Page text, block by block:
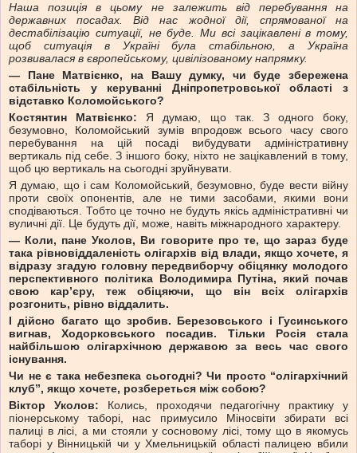
Наша позиція в цьому не залежить від перебування на
державних посадах. Від нас жодної дії, спрямованої на
дестабілізацію ситуації, не буде. Ми всі зацікавлені в тому,
щоб ситуація в Україні була стабільною, а Україна
розвивалася в європейському, цивілізованому напрямку.
— Пане Матвієнко, на Вашу думку, чи буде збережена
стабільність у керуванні Дніпропетровської області з
відставко Коломойського?
Костянтин Матвієнко: Я думаю, що так. З одного боку,
безумовно, Коломойський зумів впродовж всього часу свого
перебування на цій посаді вибудувати адміністративну
вертикаль під себе. З іншого боку, ніхто не зацікавлений в тому,
щоб цю вертикаль на сьогодні зруйнувати.
Я думаю, що і сам Коломойський, безумовно, буде вести війну
проти своїх опонентів, але не тими засобами, якими вони
сподіваються. Тобто це точно не будуть якісь адміністративні чи
вуличні дії. Це будуть дії, може, навіть міжнародного характеру.
— Коли, пане Уколов, Ви говорите про те, що зараз буде
така рівновіддаленість олігархів від влади, якщо хочете, я
відразу згадую головну передвиборчу обіцянку молодого
перспективного політика Володимира Путіна, який почав
свою кар’єру, теж обіцяючи, що він всіх олігархів
розгонить, рівно віддалить.
І дійсно багато що зробив. Березовського і Гусинського
вигнав, Ходорковського посадив. Тільки Росія стала
найбільшою олігархічною державою за весь час свого
існування.
Чи не є така небезпека сьогодні? Чи просто “олігархічний
клуб”, якщо хочете, розбереться між собою?
Віктор Уколов: Колись, проходячи педагогічну практику у
піонерському таборі, нас примусило Міносвіти збирати всі
палиці в лісі, а ми стояли у сосновому лісі, тому що в якомусь
таборі у Вінницькій чи у Хмельницькій області палицею вбили